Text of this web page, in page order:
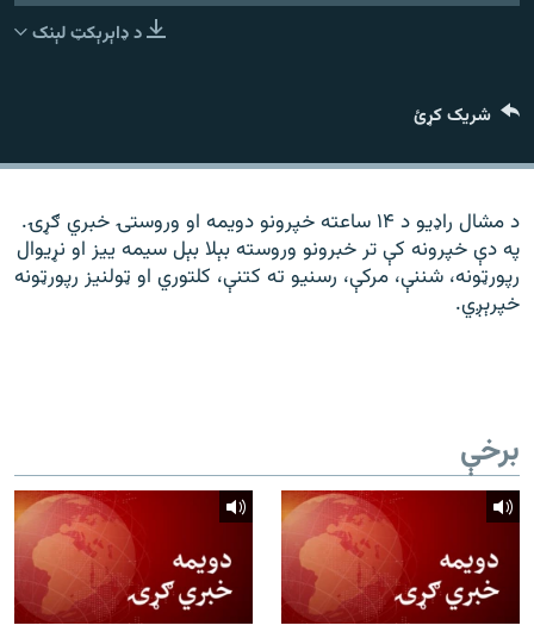
د ازادې اروپا راډیو ټولې ووبپاڼې
د ډاېرېکټ لېنک
شریک کړئ
د مشال راډیو د ۱۴ ساعته خپرونو دویمه او وروستۍ خبري ګړۍ.
په دې خپرونه کې تر خبرونو وروسته بېلا بېل سیمه ییز او نړیوال
رپورټونه، شننې، مرکې، رسنیو ته کتنې، کلتوري او ټولنیز رپورټونه
خپرېږي.
برخې